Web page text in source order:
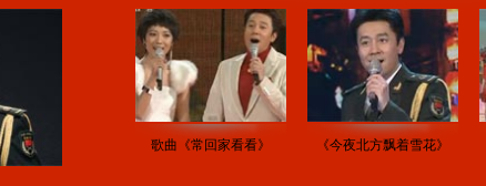
歌曲《常回家看看》 《今夜北方飘着雪花》